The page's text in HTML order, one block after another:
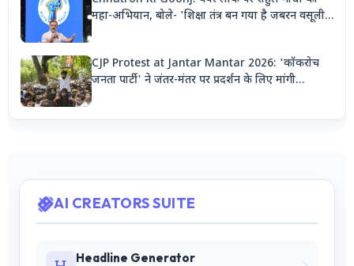
महा-अभियान, बोले- 'शिक्षा तंत्र बन गया है जबरन वसूली
CJP Protest at Jantar Mantar 2026: 'कॉकरोच
जनता पार्टी' ने जंतर-मंतर पर प्रदर्शन के लिए मांगी
AI CREATORS SUITE
Headline Generator